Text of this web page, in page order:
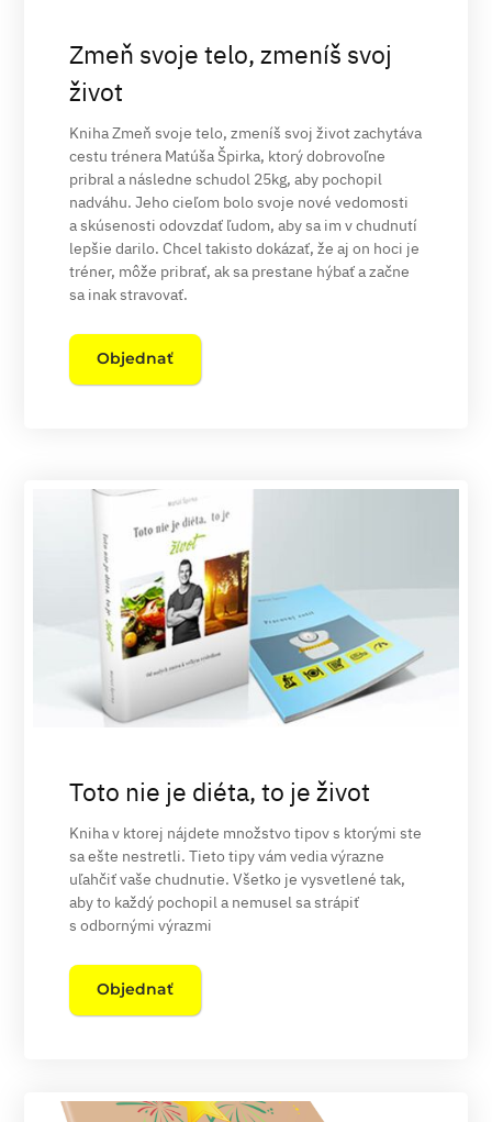
Zmeň svoje telo, zmeníš svoj
život
Kniha Zmeň svoje telo, zmeníš svoj život zachytáva
cestu trénera Matúša Špirka, ktorý dobrovoľne
pribral a následne schudol 25kg, aby pochopil
nadváhu. Jeho cieľom bolo svoje nové vedomosti
a skúsenosti odovzdať ľudom, aby sa im v chudnutí
lepšie darilo. Chcel takisto dokázať, že aj on hoci je
tréner, môže pribrať, ak sa prestane hýbať a začne
sa inak stravovať.
Objednať
Toto nie je diéta, to je život
Kniha v ktorej nájdete množstvo tipov s ktorými ste
sa ešte nestretli. Tieto tipy vám vedia výrazne
uľahčiť vaše chudnutie. Všetko je vysvetlené tak,
aby to každý pochopil a nemusel sa strápiť
s odbornými výrazmi
Objednať